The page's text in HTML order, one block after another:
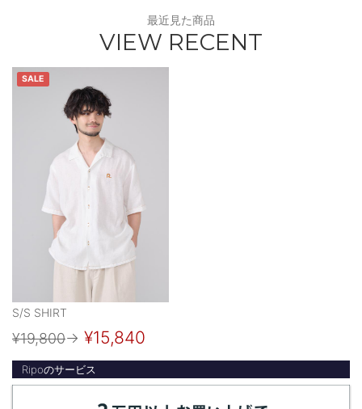
最近見た商品
VIEW RECENT
SALE
S/S SHIRT
¥19,800→ ¥15,840
Ripoのサービス